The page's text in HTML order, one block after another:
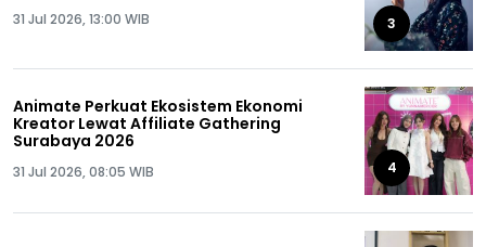
31 Jul 2026, 13:00 WIB 3
Animate Perkuat Ekosistem Ekonomi
Kreator Lewat Affiliate Gathering
Surabaya 2026
31 Jul 2026, 08:05 WIB 4